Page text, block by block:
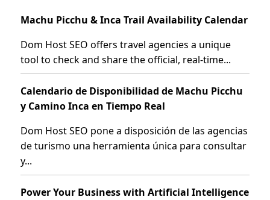
Machu Picchu & Inca Trail Availability Calendar
Dom Host SEO offers travel agencies a unique
tool to check and share the official, real-time...
Calendario de Disponibilidad de Machu Picchu
y Camino Inca en Tiempo Real
Dom Host SEO pone a disposición de las agencias
de turismo una herramienta única para consultar
y...
Power Your Business with Artificial Intelligence